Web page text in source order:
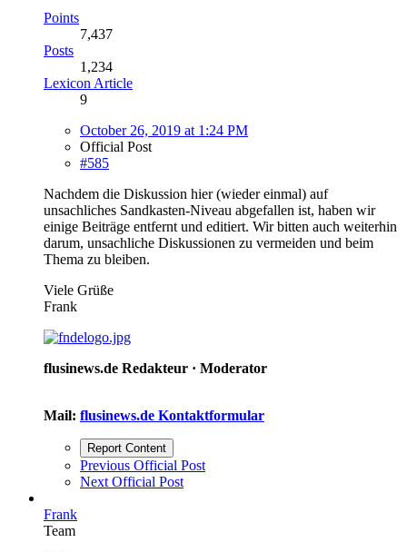
Points
7,437
Posts
1,234
Lexicon Article
9
October 26, 2019 at 1:24 PM
Official Post
#585
Nachdem die Diskussion hier (wieder einmal) auf
unsachliches Sandkasten-Niveau abgefallen ist, haben wir
einige Beiträge entfernt und editiert. Wir bitten auch weiterhin
darum, unsachliche Diskussionen zu vermeiden und beim
Thema zu bleiben.
Viele Grüße
Frank
flusinews.de Redakteur · Moderator
Mail: flusinews.de Kontaktformular
Report Content
Previous Official Post
Next Official Post
Frank
Team